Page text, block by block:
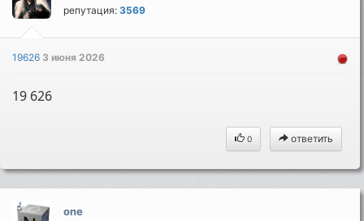
репутация:3569
19626 3 июня 2026
19 626
0 ответить
one